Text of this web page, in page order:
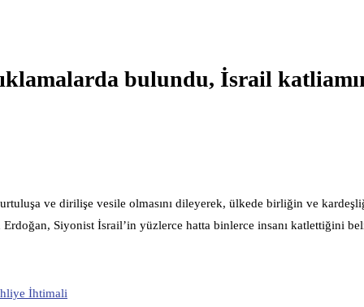
bulundu, İsrail
ve dirilişe vesile olmasını dileyerek, ülkede birliğin ve
Siyonist İsrail’in yüzlerce hatta binlerce insanı katlettiğini
İhtimali